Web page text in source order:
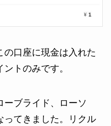
の口座に現金は入れた
トのみです。
ーブライド、ローソ
ってきました。リクル